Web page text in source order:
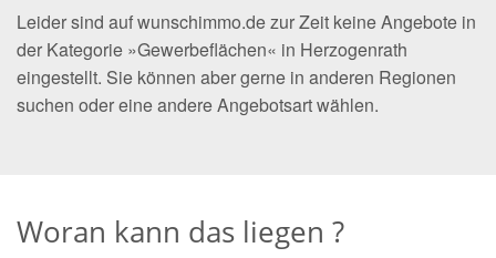
Leider sind auf wunschimmo.de zur Zeit keine Angebote in
der Kategorie »Gewerbeflächen« in Herzogenrath
eingestellt. Sie können aber gerne in anderen Regionen
suchen oder eine andere Angebotsart wählen.
Woran kann das liegen ?